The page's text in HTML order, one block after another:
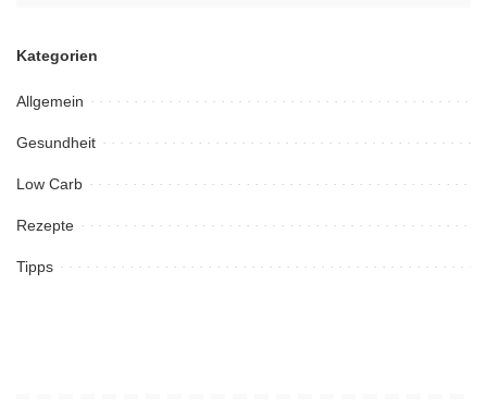
Kategorien
Allgemein
Gesundheit
Low Carb
Rezepte
Tipps